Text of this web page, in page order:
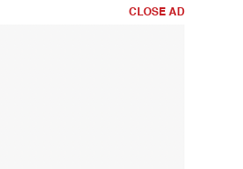
CLOSE AD